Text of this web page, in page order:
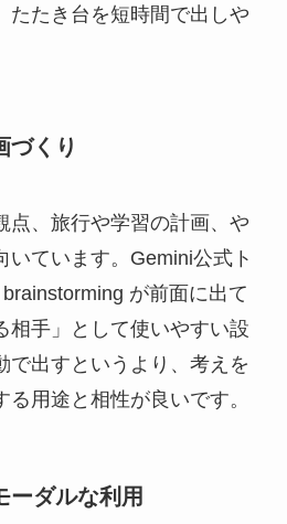
たたき台を短時間で出しや
づくり
点、旅行や学習の計画、や
いています。Gemini公式ト
が前面に出て
相手」として使いやすい設
で出すというより、考えを
用途と相性が良いです。
ーダルな利用